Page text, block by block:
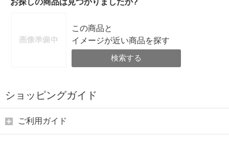
お探しの商品は見つかりましたか?
この商品と
イメージが近い商品を探す
検索する
ショッピングガイド
ご利用ガイド